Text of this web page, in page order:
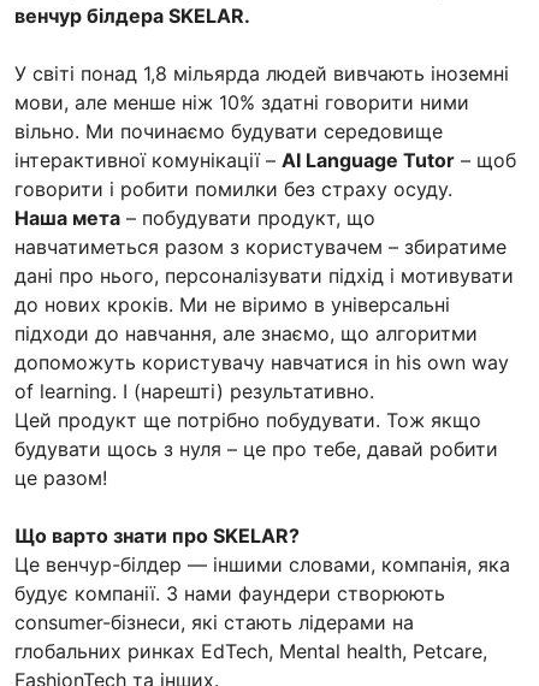
венчур білдера SKELAR.
У світі понад 1,8 мільярда людей вивчають іноземні
мови, але менше ніж 10% здатні говорити ними
вільно. Ми починаємо будувати середовище
інтерактивної комунікації – AI Language Tutor – щоб
говорити і робити помилки без страху осуду.
Наша мета – побудувати продукт, що
навчатиметься разом з користувачем – збиратиме
дані про нього, персоналізувати підхід і мотивувати
до нових кроків. Ми не віримо в універсальні
підходи до навчання, але знаємо, що алгоритми
допоможуть користувачу навчатися in his own way
of learning. І (нарешті) результативно.
Цей продукт ще потрібно побудувати. Тож якщо
будувати щось з нуля – це про тебе, давай робити
це разом!
Що варто знати про SKELAR?
Це венчур-білдер — іншими словами, компанія, яка
будує компанії. З нами фаундери створюють
consumer-бізнеси, які стають лідерами на
глобальних ринках EdTech, Mental health, Petcare,
FashionTech та інших.